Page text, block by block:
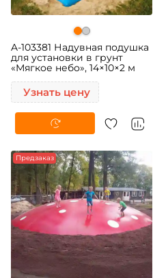
A-103381 Надувная подушка
для установки в грунт
«Мягкое небо», 14×10×2 м
Узнать цену
Предзаказ